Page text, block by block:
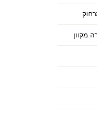
מקוון